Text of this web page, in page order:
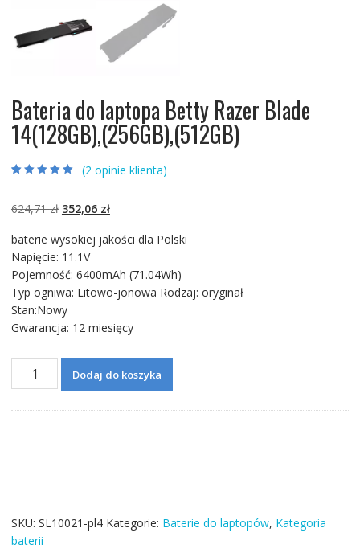
Bateria do laptopa Betty Razer Blade
14(128GB),(256GB),(512GB)
podstawie
klientów
(2opinie klienta)
624,71zł Pierwotna
wynosiła:
624,71 zł.
352,06 złAktualna
wynosi:
baterie wysokiej jakości dla Polski
Napięcie: 11.1V
Pojemność: 6400mAh (71.04Wh)
Typ ogniwa: Litowo-jonowa Rodzaj: oryginał
Stan:Nowy
Gwarancja: 12 miesięcy
Bateria
(256GB),
(512GB)
Dodaj do koszyka
SKU: SL10021-pl4 Kategorie: Baterie do laptopów, Kategoria
baterii